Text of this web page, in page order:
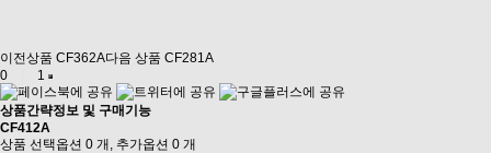
이전상품 CF362A다음 상품 CF281A
0
1
상품간략정보 및 구매기능
CF412A
상품 선택옵션 0 개, 추가옵션 0 개